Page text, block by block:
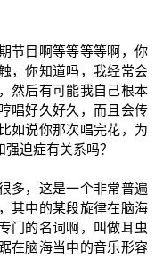
节目啊等等等等啊，你
，你知道吗，我经常会
然后有可能我自己根本
唱好久好久，而且会传
如说你那次唱完花，为
迫症有关系吗？
多，这是一个非常普遍
其中的某段旋律在脑海
门的名词啊，叫做耳虫
在脑海当中的音乐形容